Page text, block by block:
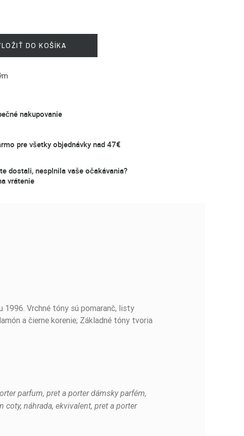
DO KOŠÍKA
nakupovanie
pre všetky objednávky nad 47€
dostali, nesplnila vaše očakávania?
vrátenie
Vrchné tóny sú pomaranč, listy
a čierne korenie; Základné tóny tvoria
parfum, pret a porter dámsky parfém,
coty, náhrada, ekvivalent, pret a porter